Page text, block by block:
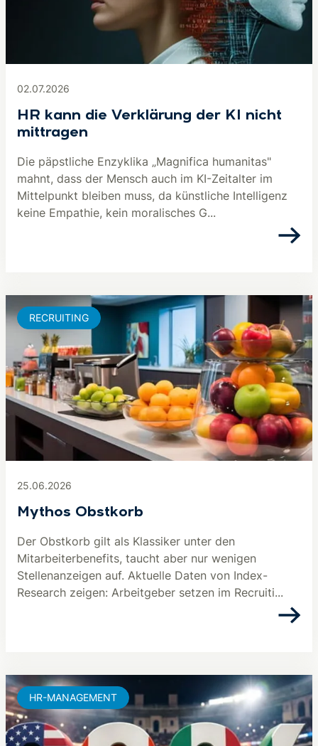
02.07.2026
HR kann die Verklärung der KI nicht
mittragen
Die päpstliche Enzyklika „Magnifica humanitas"
mahnt, dass der Mensch auch im KI-Zeitalter im
Mittelpunkt bleiben muss, da künstliche Intelligenz
keine Empathie, kein moralisches G...
25.06.2026
Mythos Obstkorb
Der Obstkorb gilt als Klassiker unter den
Mitarbeiterbenefits, taucht aber nur wenigen
Stellenanzeigen auf. Aktuelle Daten von Index-
Research zeigen: Arbeitgeber setzen im Recruiti...
RECRUITING
HR-MANAGEMENT